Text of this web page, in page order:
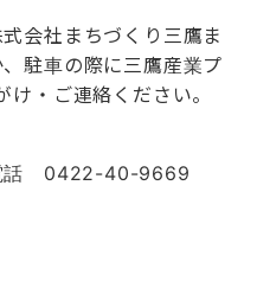
会社まちづくり三鷹ま
駐車の際に三鷹産業プ
・ご連絡ください。
話 0422-40-9669